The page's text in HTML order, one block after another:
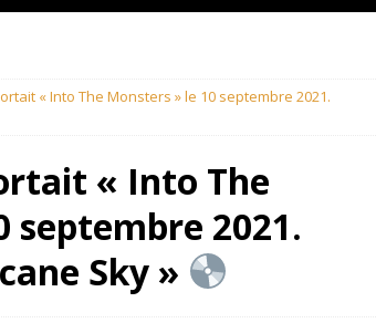
« Into The Monsters » le 10 septembre 2021.
« Into The
septembre 2021.
Sky »